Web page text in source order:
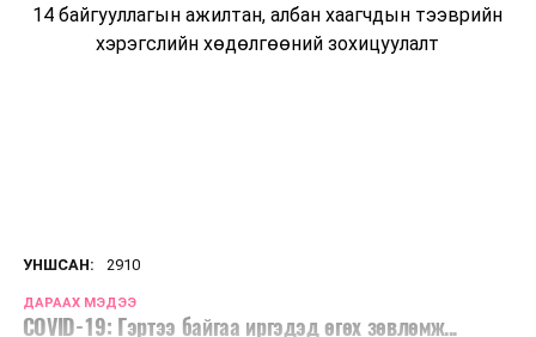
14 байгууллагын ажилтан, албан хаагчдын тээврийн
хэрэгслийн хөдөлгөөний зохицуулалт
УНШСАН: 2910
ДАРААХ МЭДЭЭ
COVID-19: Гэртээ байгаа иргэдэд өгөх зөвлөмж...